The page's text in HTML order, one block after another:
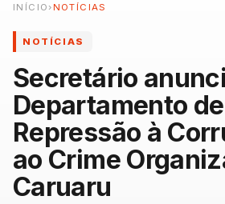
INÍCIO › NOTÍCIAS
NOTÍCIAS
Secretário
Departamento de
Repressão à
ao Crime
Caruaru